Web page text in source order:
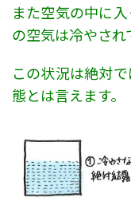
また空気の中に
の空気は冷やされ
この状況は絶対
態とは言えます。